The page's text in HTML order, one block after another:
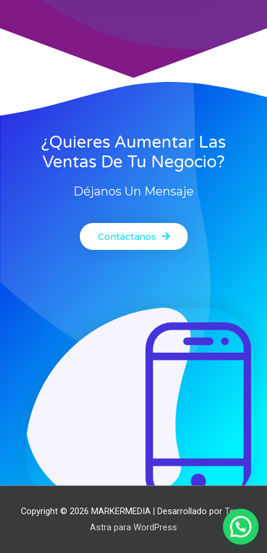
¿Quieres Aumentar Las
Ventas De Tu Negocio?
Déjanos Un Mensaje
Contáctanos
Copyright © 2026 MARKERMEDIA| Desarrollado por Tema
Astra para WordPress